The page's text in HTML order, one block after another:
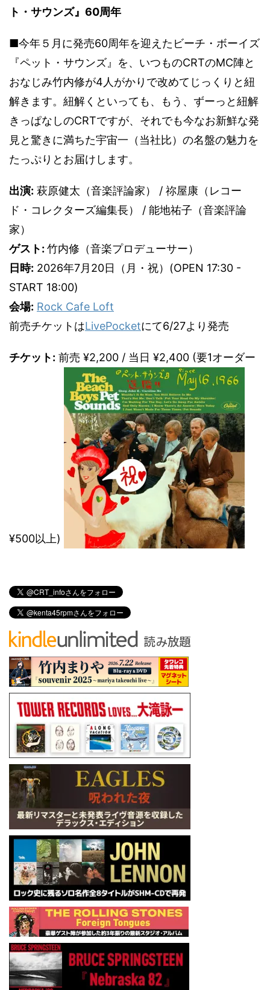
ト・サウンズ』60周年
■今年５月に発売60周年を迎えたビーチ・ボーイズ
『ペット・サウンズ』を、いつものCRTのMC陣と
おなじみ竹内修が4人がかりで改めてじっくりと紐
解きます。紐解くといっても、もう、ずーっと紐解
きっぱなしのCRTですが、それでも今なお新鮮な発
見と驚きに満ちた宇宙一（当社比）の名盤の魅力を
たっぷりとお届けします。
出演: 萩原健太（音楽評論家） / 祢屋康（レコー
ド・コレクターズ編集長） / 能地祐子（音楽評論
家）
ゲスト: 竹内修（音楽プロデューサー）
日時: 2026年7月20日（月・祝）(OPEN 17:30 -
START 18:00)
会場: Rock Cafe Loft
前売チケットはLivePocketにて6/27より発売
チケット: 前売 ¥2,200 / 当日 ¥2,400 (要1オーダー
¥500以上)